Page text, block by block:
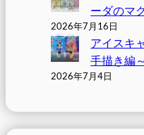
ーダのマ
2026年7月16日
アイスキ
手描き編～
2026年7月4日